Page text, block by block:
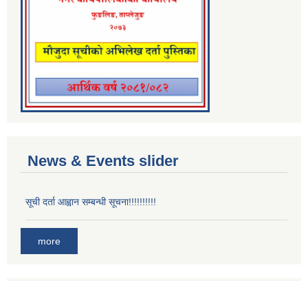
News & Events slider
सूची दर्ता आह्वान सम्बन्धी सूचना!!!!!!!!!!
more